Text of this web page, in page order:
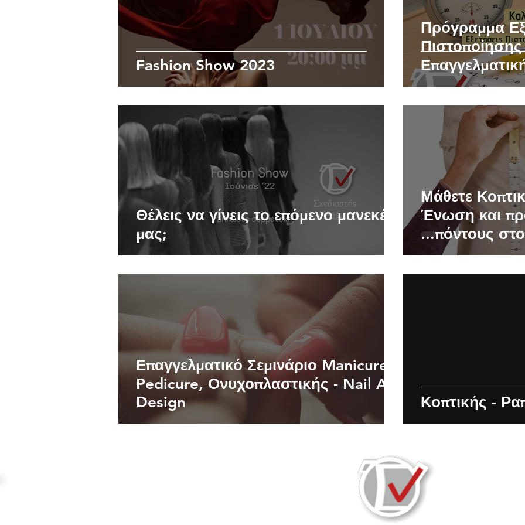
Fashion Show 2023
Πρόγραμμα
Αποφοίτων
Θέλεις να γίνεις το επόμενο μανεκέν
μας;
Μάθετε
Ένωση και
...πόντους
λίγες μέρ
Επαγγελματικό Σεμινάριο Manicure -
Pedicure, Ονυχοπλαστικής - Nail Art
Design
Κοπτικής -